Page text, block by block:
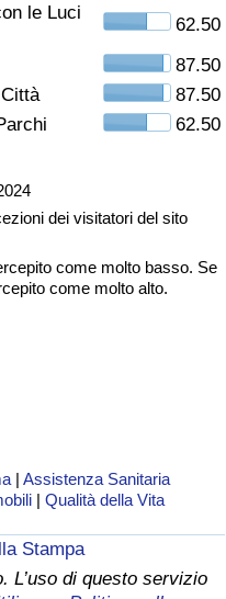
le Luci
62.50
87.50
87.50
62.50
dei visitatori del sito
come molto basso. Se
come molto alto.
|Assistenza Sanitaria
|Qualità della Vita
Stampa
L’uso di questo servizio